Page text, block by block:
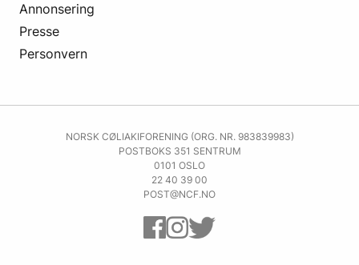
Annonsering
Presse
Personvern
NORSK CØLIAKIFORENING (ORG. NR. 983839983)
POSTBOKS 351 SENTRUM
0101 OSLO
22 40 39 00
POST@NCF.NO